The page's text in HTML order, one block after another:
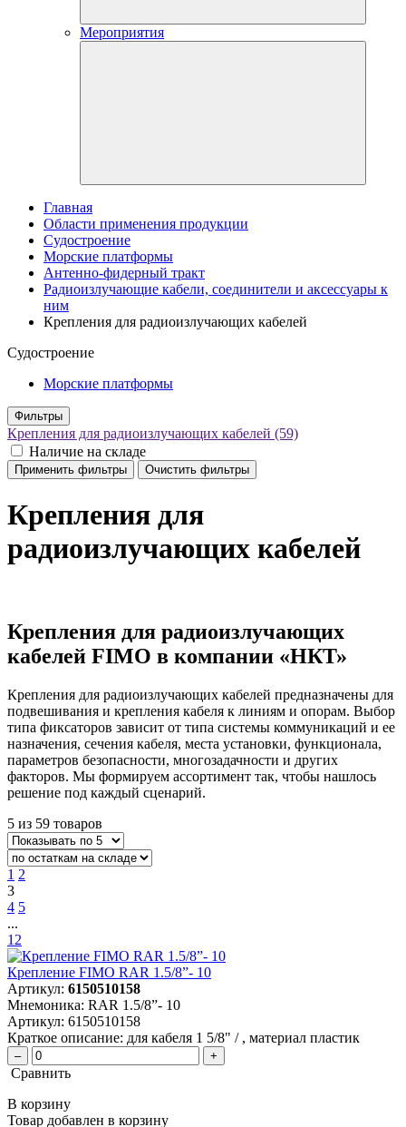
Мероприятия
Главная
Области применения продукции
Судостроение
Морские платформы
Антенно-фидерный тракт
Радиоизлучающие кабели, соединители и аксессуары к
ним
Крепления для радиоизлучающих кабелей
Судостроение
Морские платформы
Фильтры
Крепления для радиоизлучающих кабелей (59)
Наличие на складе
Применить фильтры Очистить фильтры
Крепления для
радиоизлучающих кабелей
Крепления для радиоизлучающих
кабелей FIMO в компании «НКТ»
Крепления для радиоизлучающих кабелей предназначены для
подвешивания и крепления кабеля к линиям и опорам. Выбор
типа фиксаторов зависит от типа системы коммуникаций и ее
назначения, сечения кабеля, места установки, функционала,
параметров безопасности, многозадачности и других
факторов. Мы формируем ассортимент так, чтобы нашлось
решение под каждый сценарий.
5 из 59 товаров
1 2
3
4 5
...
12
Крепление FIMO RAR 1.5/8”- 10
Артикул: 6150510158
Мнемоника: RAR 1.5/8”- 10
Артикул: 6150510158
Краткое описание: для кабеля 1 5/8" / , материал пластик
– +
Сравнить
В корзину
Товар добавлен в корзину